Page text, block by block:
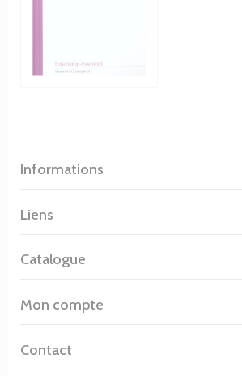
Informations
Liens
Catalogue
Mon compte
Contact